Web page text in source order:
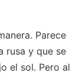
Parece
rusa y que se
el sol. Pero al